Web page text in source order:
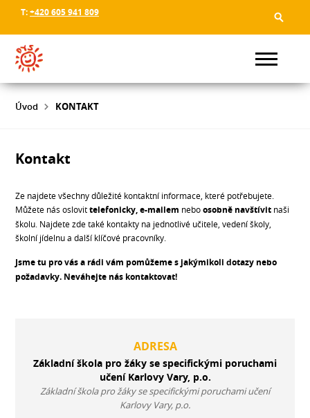
T:+420 605 941 809
Úvod KONTAKT
Kontakt
Ze najdete všechny důležité kontaktní informace, které potřebujete.
Můžete nás oslovittelefonicky, e-mailem neboosobně navštívit naši
školu. Najdete zde také kontakty na jednotlivé učitele, vedení školy,
školní jídelnu a další klíčové pracovníky.
Jsme tu pro vás a rádi vám pomůžeme s jakýmikoli dotazy nebo
požadavky. Neváhejte nás kontaktovat!
ADRESA
Základní škola pro žáky se specifickými poruchami
učení Karlovy Vary, p.o.
Základní škola pro žáky se specifickými poruchami učení
Karlovy Vary, p.o.